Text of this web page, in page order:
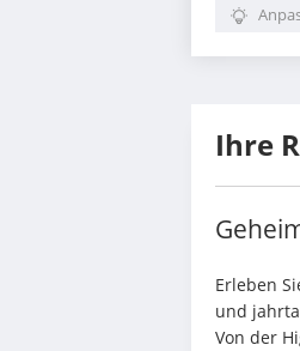
Ihre
Erleben
und
Von der